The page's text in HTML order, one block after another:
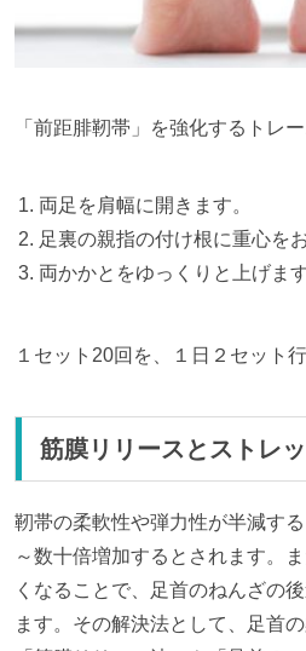
「前距腓靭帯」を強化するトレ
両足を肩幅に開きます。
足裏の親指の付け根に重心を
両かかとをゆっくりと上げま
１セット20回を、１日２セット
筋膜リリースとストレ
靭帯の柔軟性や弾力性が半減す
～数十倍増加するとされます。
くなることで、足首のねんざの
ます。その解決法として、足首